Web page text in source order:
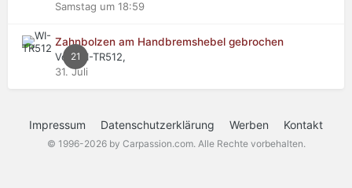
Samstag um 18:59
21
Zahnbolzen am Handbremshebel gebrochen
Von WI-TR512,
31. Juli
Impressum Datenschutzerklärung Werben Kontakt
© 1996-2026 by Carpassion.com. Alle Rechte vorbehalten.